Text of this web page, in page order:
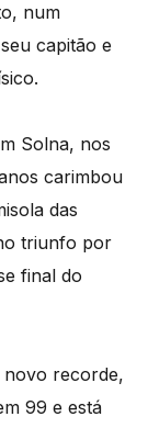
num
capitão e
Solna, nos
carimbou
das
triunfo por
final do
novo recorde,
99 e está